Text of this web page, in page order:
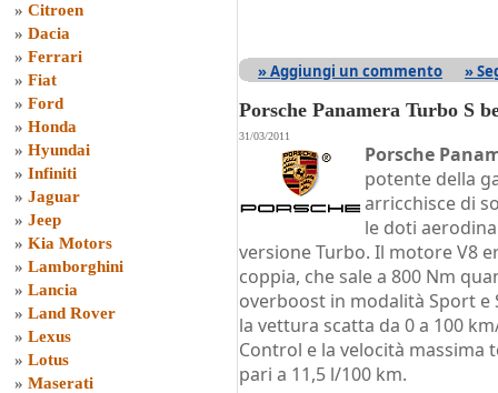
» Citroen
» Dacia
» Ferrari
» Fiat
» Ford
» Honda
» Hyundai
» Infiniti
» Jaguar
» Jeep
» Kia Motors
» Lamborghini
» Lancia
» Land Rover
» Lexus
» Lotus
» Maserati
» Aggiungi un commento »
Porsche Panamera Turbo S
31/03/2011
Porsche
potente della
arricchisce di
le doti
versione Turbo. Il motore V8
coppia, che sale a 800 Nm
overboost in modalità Sport e
la vettura scatta da 0 a 100
Control e la velocità massima
pari a 11,5 l/100 km.